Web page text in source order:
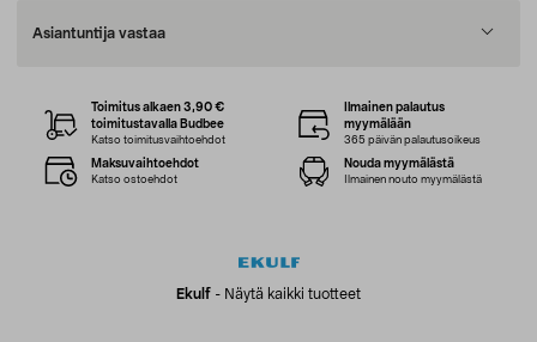
Asiantuntija vastaa
Ekulf - Näytä kaikki tuotteet
Toimitus alkaen 3,90 €
toimitustavalla Budbee
Katso toimitusvaihtoehdot
Ilmainen palautus
myymälään
365 päivän palautusoikeus
Maksuvaihtoehdot
Katso ostoehdot
Nouda myymälästä
Ilmainen nouto myymälästä